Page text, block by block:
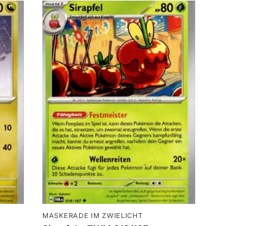
MASKERADE IM ZWIELICHT